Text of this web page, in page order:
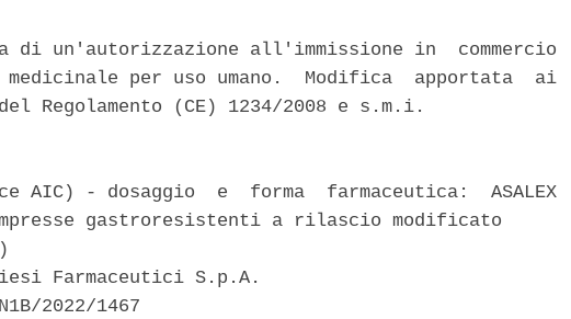
di un'autorizzazione all'immissione in  commercio
per uso umano.  Modifica  apportata  ai
Regolamento (CE) 1234/2008 e s.m.i.
AIC) - dosaggio  e  forma  farmaceutica:  ASALEX
gastroresistenti a rilascio modificato
Farmaceutici S.p.A.
2022/1467